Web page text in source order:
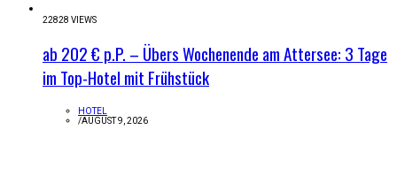
22828 VIEWS
ab 202 € p.P. – Übers Wochenende am Attersee: 3 Tage
im Top-Hotel mit Frühstück
HOTEL
/AUGUST 9, 2026